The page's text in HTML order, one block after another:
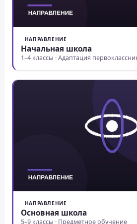
НАПРАВЛЕНИЕ
Начальная школа
1–4 классы · Адаптация
НАПРАВЛЕНИЕ
Основная школа
5–9 классы · Предметное обучение